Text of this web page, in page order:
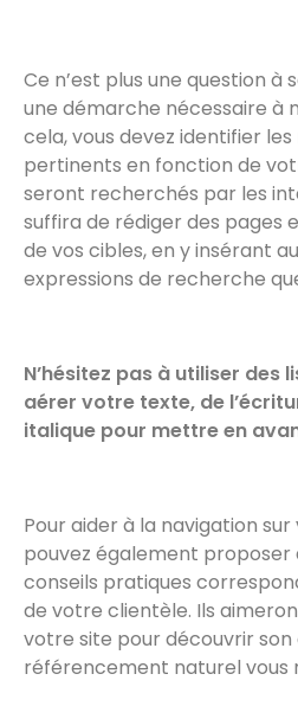
Ce n’est plus une question à
une démarche nécessaire à
cela, vous devez identifier
pertinents en fonction de
seront recherchés par les
suffira de rédiger des pages
de vos cibles, en y insérant
expressions de recherche
N’hésitez pas à utiliser des
aérer votre texte, de
italique pour mettre en
Pour aider à la navigation
pouvez également proposer
conseils pratiques
de votre clientèle. Ils
votre site pour découvrir
référencement naturel vous